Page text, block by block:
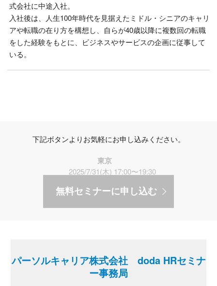
式会社に中途入社。
入社後は、人生100年時代を見据えたミドル・シニアのキャリ
アや転職の在り方を構想し、自らが40歳以降に複数回の転職
をした経験をもとに、ビジネスやサービスの企画に従事して
いる。
下記ボタンよりお気軽にお申し込みください。
東京
2025/7/31(木) 17:00〜19:30
無料セミナーに申し込む
パーソルキャリア株式会社 doda HRセミナ
ー事務局